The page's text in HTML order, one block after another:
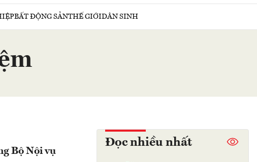
BẤT ĐỘNG SẢNTHẾ GIỚIDÂN SINH
Bộ Nội vụ
Đọc nhiều nhất